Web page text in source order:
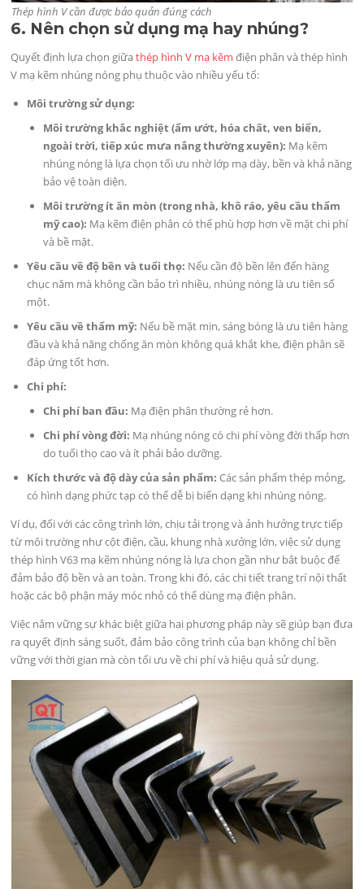
Thép hình V cần được bảo quản đúng cách
6. Nên chọn sử dụng mạ hay nhúng?
Quyết định lựa chọn giữathép hình V mạ kẽm điện phân và thép hình
V mạ kẽm nhúng nóng phụ thuộc vào nhiều yếu tố:
Môi trường sử dụng:
Môi trường khắc nghiệt (ẩm ướt, hóa chất, ven biển,
ngoài trời, tiếp xúc mưa nắng thường xuyên): Mạ kẽm
nhúng nóng là lựa chọn tối ưu nhờ lớp mạ dày, bền và khả năng
bảo vệ toàn diện.
Môi trường ít ăn mòn (trong nhà, khô ráo, yêu cầu thẩm
mỹ cao): Mạ kẽm điện phân có thể phù hợp hơn về mặt chi phí
và bề mặt.
Yêu cầu về độ bền và tuổi thọ: Nếu cần độ bền lên đến hàng
chục năm mà không cần bảo trì nhiều, nhúng nóng là ưu tiên số
một.
Yêu cầu về thẩm mỹ: Nếu bề mặt mịn, sáng bóng là ưu tiên hàng
đầu và khả năng chống ăn mòn không quá khắt khe, điện phân sẽ
đáp ứng tốt hơn.
Chi phí:
Chi phí ban đầu: Mạ điện phân thường rẻ hơn.
Chi phí vòng đời: Mạ nhúng nóng có chi phí vòng đời thấp hơn
do tuổi thọ cao và ít phải bảo dưỡng.
Kích thước và độ dày của sản phẩm: Các sản phẩm thép mỏng,
có hình dạng phức tạp có thể dễ bị biến dạng khi nhúng nóng.
Ví dụ, đối với các công trình lớn, chịu tải trọng và ảnh hưởng trực tiếp
từ môi trường như cột điện, cầu, khung nhà xưởng lớn, việc sử dụng
thép hình V63 mạ kẽm nhúng nóng là lựa chọn gần như bắt buộc để
đảm bảo độ bền và an toàn. Trong khi đó, các chi tiết trang trí nội thất
hoặc các bộ phận máy móc nhỏ có thể dùng mạ điện phân.
Việc nắm vững sự khác biệt giữa hai phương pháp này sẽ giúp bạn đưa
ra quyết định sáng suốt, đảm bảo công trình của bạn không chỉ bền
vững với thời gian mà còn tối ưu về chi phí và hiệu quả sử dụng.